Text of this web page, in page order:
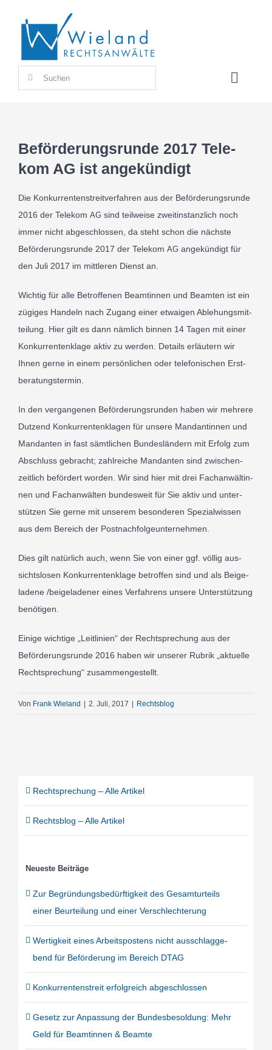
springen
Suche
nach:
Toggle
Beför­de­rungs­run­de 2017 Tele­
kom AG ist ange­kün­digt
Die Konkur­renten­stre­itver­fahren aus der Beför­de­rungs­run­de
2016 der Tele­kom AG sind teil­weise zweitin­stan­zlich noch
immer nicht abge­schlos­sen, da steht schon die näch­ste
Beför­de­rungs­run­de 2017 der Tele­kom AG ange­kün­digt für
den Juli 2017 im mit­tleren Dienst an.
Wich­tig für alle Betrof­fe­nen Beamtin­nen und Beam­ten ist ein
zügi­ges Han­deln nach Zugang einer etwa­igen Able­hungsmit­
teilung. Hier gilt es dann näm­lich bin­nen 14 Tagen mit einer
Konkur­renten­klage aktiv zu wer­den. Details erläu­tern wir
Ihnen ger­ne in einem per­sön­lichen oder tele­fonis­chen Erst­
be­ra­tungs­ter­min.
In den ver­gan­genen Beförderungsrun­den haben wir meh­re­re
Dut­zend Konkur­renten­kla­gen für unse­re Man­dan­tinnen und
Man­dan­ten in fast sämt­li­chen Bun­deslän­dern mit Erfolg zum
Abschluss gebracht; zahlre­iche Man­dan­ten sind zwis­chen­
zeitlich beför­dert wor­den. Wir sind hier mit drei Fachan­wältin­
nen und Fachan­wäl­ten bun­desweit für Sie aktiv und unter­
stützen Sie ger­ne mit unse­rem beson­deren Spezial­wis­sen
aus dem Bere­ich der Post­nach­fol­ge­un­ter­neh­men.
Dies gilt natür­lich auch, wenn Sie von einer ggf. völ­lig aus­
sicht­slosen Konkur­renten­klage betrof­fen sind und als Beige­
ladene /​beige­ladener eines Ver­fahrens unse­re Unter­stützung
benö­ti­gen.
Eini­ge wich­ti­ge „Leitlin­ien“ der Recht­sprechung aus der
Beför­de­rungs­run­de 2016 haben wir unse­rer Rubrik „aktu­el­le
Recht­sprechung“ zusam­men­ge­stellt.
Von Frank Wieland | 2. Juli, 2017 | Rechtsblog
Recht­spre­chung – Alle Arti­kel
Rechts­blog – Alle Arti­kel
Neu­es­te Bei­trä­ge
Zur Begrün­dungs­be­dürf­tig­keit des Gesamt­ur­teils
einer Beur­tei­lung und einer Ver­schlech­te­rung
Wer­tig­keit eines Arbeits­pos­tens nicht aus­schlag­ge­
bend für Beför­de­rung im Bereich DTAG
Kon­kur­ren­ten­streit erfolg­reich abge­schlos­sen
Gesetz zur Anpas­sung der Bun­des­be­sol­dung: Mehr
Geld für Beam­tin­nen & Beam­te